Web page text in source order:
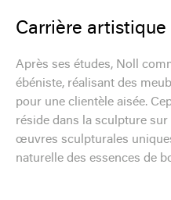
Carrière artistique
Après ses études, Noll
ébéniste, réalisant des
pour une clientèle aisée.
réside dans la sculpture
œuvres sculpturales
naturelle des essences de